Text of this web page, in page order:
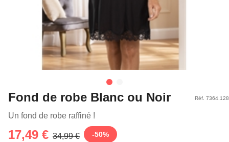
Fond de robe Blanc ou Noir
Un fond de robe raffiné !
Réf. 7364.128
17,49 € 34,99 € -50%